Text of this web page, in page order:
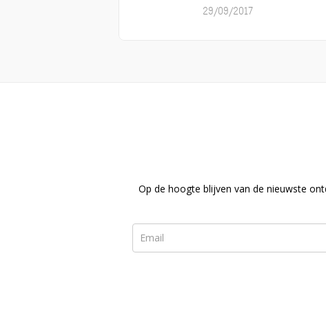
Op de hoogte blijven van de nieuwste